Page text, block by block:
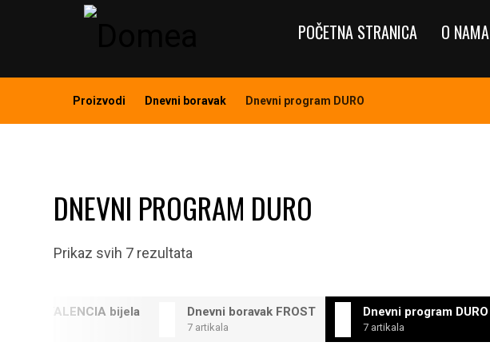
POČETNA STRANICA O NAMA
Proizvodi Dnevni boravak Dnevni program DURO
DNEVNI PROGRAM DURO
Prikaz svih 7 rezultata
VALENCIA bijela Dnevni boravak FROST
7 artikala
Dnevni program DURO
7 artikala